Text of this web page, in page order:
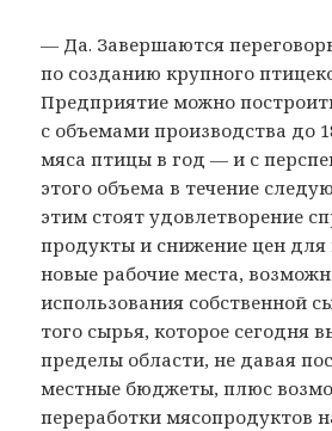
— Да. Завершаются
по созданию крупного
Предприятие можно
с объемами производства до
мяса птицы в год — и с
этого объема в течение
этим стоят удовлетворение
продукты и снижение цен для
новые рабочие места,
использования собственной
того сырья, которое сегодня
пределы области, не давая
местные бюджеты, плюс
переработки мясопродуктов